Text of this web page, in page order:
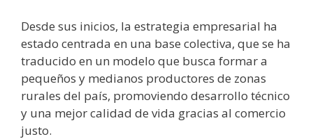
Desde sus inicios, la estrategia empresarial ha
estado centrada en una base colectiva, que se ha
traducido en un modelo que busca formar a
pequeños y medianos productores de zonas
rurales del país, promoviendo desarrollo técnico
y una mejor calidad de vida gracias al comercio
justo.